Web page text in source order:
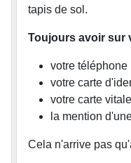
tapis de sol.
Toujours avoir sur
votre téléphone
votre carte
votre carte
la mention
Cela n'arrive pas